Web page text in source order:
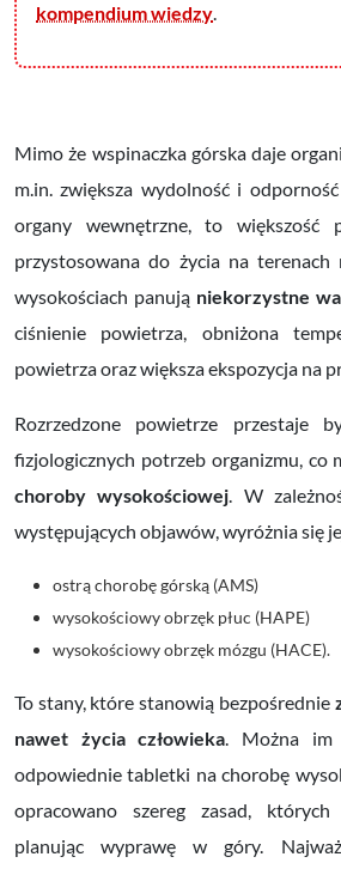
kompendium wiedzy.
Mimo że wspinaczka górska daje
m.in. zwiększa wydolność i
organy wewnętrzne, to większość
przystosowana do życia na terenach
wysokościach panują niekorzystne
ciśnienie powietrza, obniżona
powietrza orazwiększa ekspozycja na
Rozrzedzone powietrze przestaje
fizjologicznych potrzeb organizmu, co
choroby wysokościowej. W
występujących objawów, wyróżnia się
ostrą chorobę górską (AMS)
wysokościowy obrzęk płuc (HAPE)
wysokościowy obrzęk mózgu (HACE).
To stany, które stanowią bezpośrednie
nawet życia człowieka. Można im
odpowiednie tabletki na chorobę
opracowano szereg zasad, których
planując wyprawę w góry.